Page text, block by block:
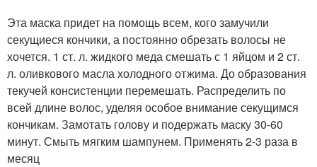
Эта маска придет на помощь всем, кого замучили
секущиеся кончики, а постоянно обрезать волосы не
хочется. 1 ст. л. жидкого меда смешать с 1 яйцом и 2 ст.
л. оливкового масла холодного отжима. До образования
текучей консистенции перемешать. Распределить по
всей длине волос, уделяя особое внимание секущимся
кончикам. Замотать голову и подержать маску 30-60
минут. Смыть мягким шампунем. Применять 2-3 раза в
месяц